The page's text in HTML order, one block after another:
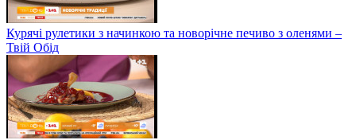
Курячі рулетики з начинкою та новорічне печиво з оленями –
Твій Обід